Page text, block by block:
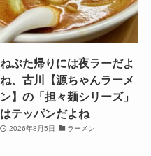
ねぶた帰りには夜ラーだよ
ね、古川【源ちゃんラーメ
ン】の「担々麺シリーズ」
はテッパンだよね
2026年8月5日 ラーメン